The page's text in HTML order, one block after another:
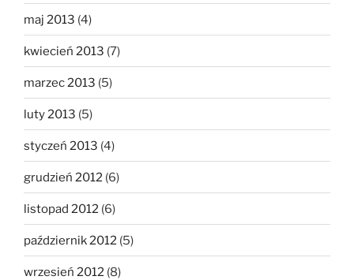
maj 2013 (4)
kwiecień 2013 (7)
marzec 2013 (5)
luty 2013 (5)
styczeń 2013 (4)
grudzień 2012 (6)
listopad 2012 (6)
październik 2012 (5)
wrzesień 2012 (8)